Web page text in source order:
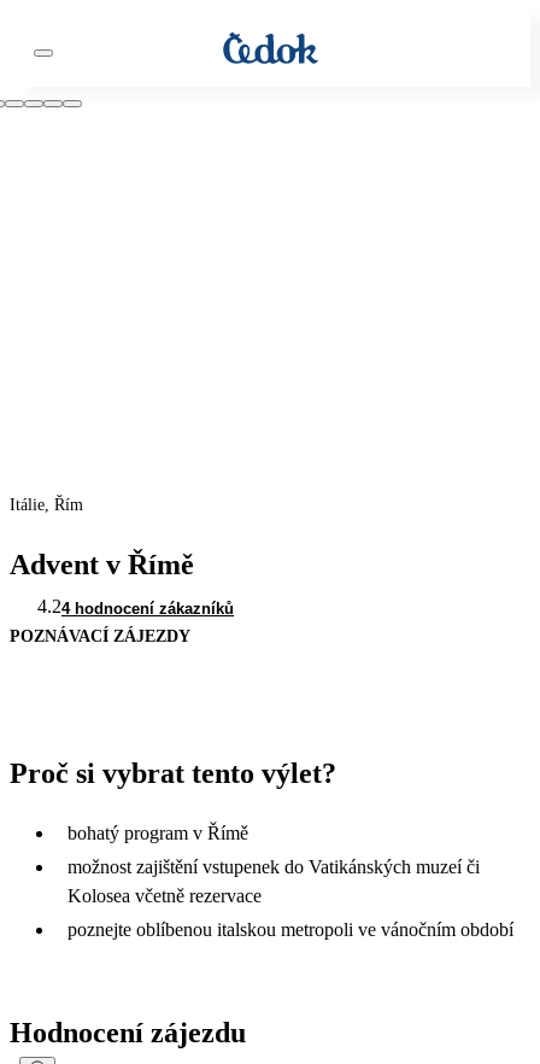
Itálie, Řím
Advent v Římě
4.24 hodnocení zákazníků
POZNÁVACÍ ZÁJEZDY
Proč si vybrat tento výlet?
bohatý program v Římě
možnost zajištění vstupenek do Vatikánských muzeí či
Kolosea včetně rezervace
poznejte oblíbenou italskou metropoli ve vánočním období
Hodnocení zájezdu